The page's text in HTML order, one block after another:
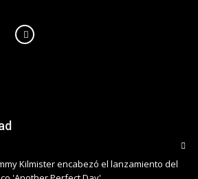
Kilmister encabezó el lanzamiento del